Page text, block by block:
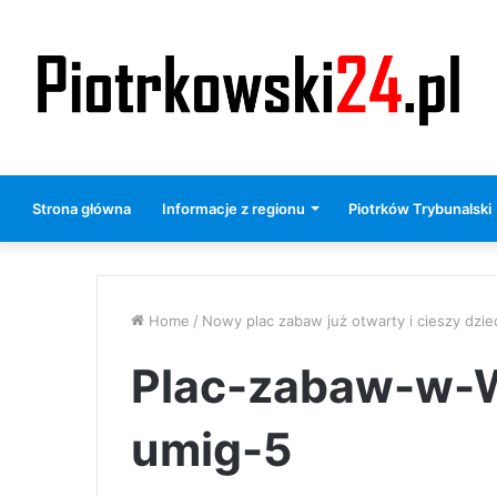
Strona główna Informacje z regionu Piotrków Trybunalski
Home / Nowy plac zabaw już otwarty i cieszy
Plac-zabaw-w-
umig-5